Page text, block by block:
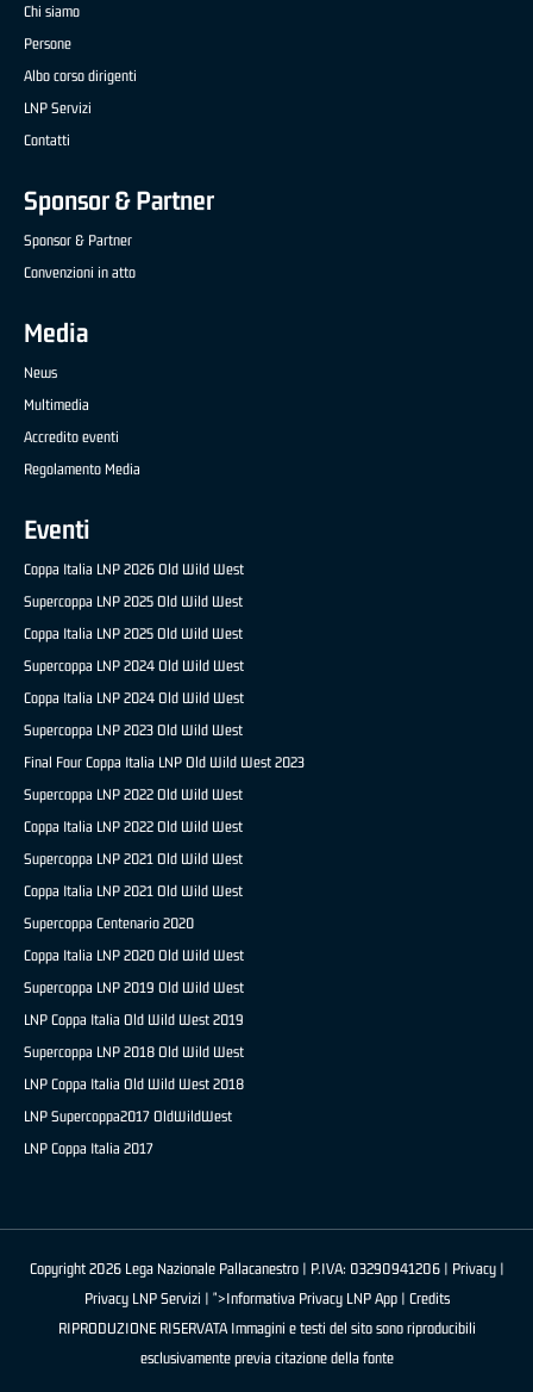
Chi siamo
Persone
Albo corso dirigenti
LNP Servizi
Contatti
Sponsor & Partner
Sponsor & Partner
Convenzioni in atto
Media
News
Multimedia
Accredito eventi
Regolamento Media
Eventi
Coppa Italia LNP 2026 Old Wild West
Supercoppa LNP 2025 Old Wild West
Coppa Italia LNP 2025 Old Wild West
Supercoppa LNP 2024 Old Wild West
Coppa Italia LNP 2024 Old Wild West
Supercoppa LNP 2023 Old Wild West
Final Four Coppa Italia LNP Old Wild West 2023
Supercoppa LNP 2022 Old Wild West
Coppa Italia LNP 2022 Old Wild West
Supercoppa LNP 2021 Old Wild West
Coppa Italia LNP 2021 Old Wild West
Supercoppa Centenario 2020
Coppa Italia LNP 2020 Old Wild West
Supercoppa LNP 2019 Old Wild West
LNP Coppa Italia Old Wild West 2019
Supercoppa LNP 2018 Old Wild West
LNP Coppa Italia Old Wild West 2018
LNP Supercoppa2017 OldWildWest
LNP Coppa Italia 2017
Copyright 2026 Lega Nazionale Pallacanestro | P.IVA: 03290941206 | Privacy|
Privacy LNP Servizi | ">Informativa Privacy LNP App | Credits
RIPRODUZIONE RISERVATA Immagini e testi del sito sono riproducibili
esclusivamente previa citazione della fonte